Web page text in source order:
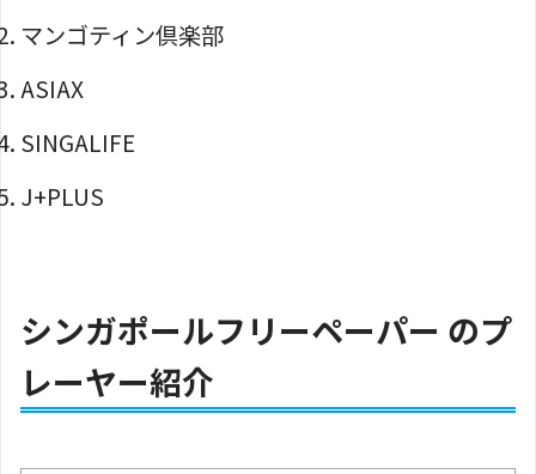
マンゴティン倶楽部
ASIAX
SINGALIFE
J+PLUS
シンガポールフリーペーパー のプ
レーヤー紹介